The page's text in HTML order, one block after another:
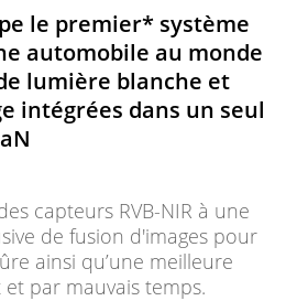
le premier* système
automobile au monde
lumière blanche et
intégrées dans un seul
capteurs RVB-NIR à une
de fusion d'images pour
ainsi qu’une meilleure
par mauvais temps.